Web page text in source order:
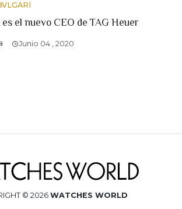
el nuevo CEO de TAG Heuer
Junio 04 , 2020
© 2026WATCHES WORLD